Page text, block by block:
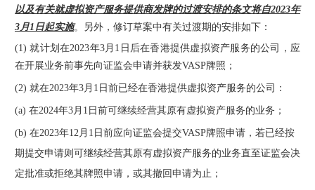
以及有关就虚拟资产服务提供商发牌的过渡安排的条文将自2023年
3月1日起实施。另外，修订草案中有关过渡期的安排如下：
(1) 就计划在2023年3月1日后在香港提供虚拟资产服务的公司，应
在开展业务前事先向证监会申请并获发VASP牌照；
(2) 就在2023年3月1日前已经在香港提供虚拟资产服务的公司：
(a) 在2024年3月1日前可继续经营其原有虚拟资产服务的业务；
(b) 在2023年12月1日前应向证监会提交VASP牌照申请，若已经按
期提交申请则可继续经营其原有虚拟资产服务的业务直至证监会决
定批准或拒绝其牌照申请，或其撤回申请为止；